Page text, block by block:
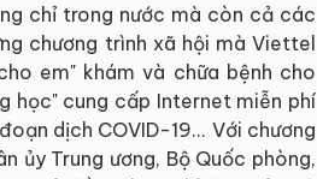
chỉ trong nước mà còn cả các
chương trình xã hội mà Viettel
em" khám và chữa bệnh cho
học" cung cấp Internet miễn phí
dịch COVID-19... Với chương
ủy Trung ương, Bộ Quốc phòng,